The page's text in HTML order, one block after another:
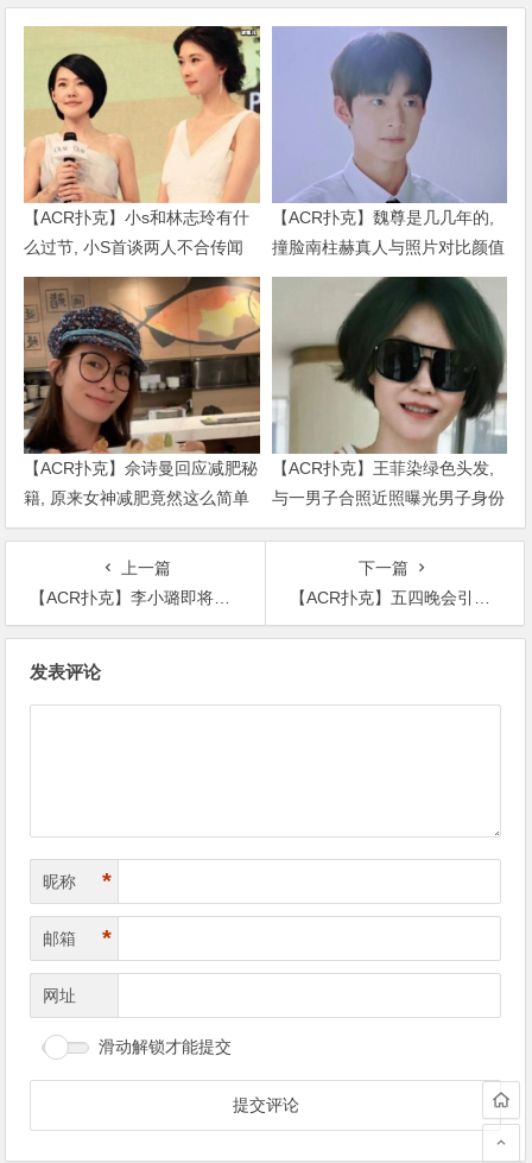
【ACR扑克】小s和林志玲有什
么过节, 小S首谈两人不合传闻
说了什么
【ACR扑克】魏尊是几几年的,
撞脸南柱赫真人与照片对比颜值
被质疑
【ACR扑克】佘诗曼回应减肥秘
籍, 原来女神减肥竟然这么简单
【ACR扑克】王菲染绿色头发,
与一男子合照近照曝光男子身份
被扒出
上一篇
【ACR扑克】李小璐即将复出与身价300亿的她同框跳舞，明道也变“同道中人”
下一篇
【ACR扑克】五四晚会引发关注，王一博易烊千玺朱一龙等流量明星都出场了
发表评论
昵称 *
邮箱 *
网址
滑动解锁才能提交